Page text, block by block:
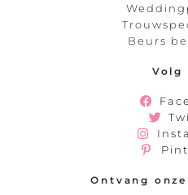
Beurs
Volg
Ontvang